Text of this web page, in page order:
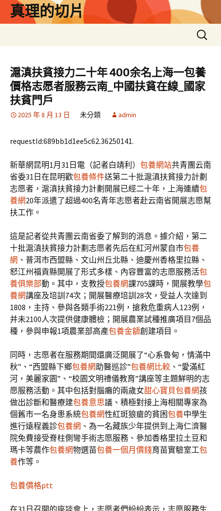
真理的切片
搜
尋
鍵
字:
滬滇扶貧接力二十年 400余名上海一包養
價格志愿者服務云南_中國扶貧在線_國家
扶貧門戶
2025 年 8 月 13 日 未分類 admin
requestId:689bb1d1ee5c62.36250141.
新華網昆明1月31日電（記者白靖利） 包養網站共青團云南
省委31日在昆明歡包養條件送第二十批滬滇扶貧接力計劃
志愿者，滬滇扶貧接力計劃開展已經二十年，上海連續包
養網20年派遣了超過400名青年志愿者赴云南省開展志愿幫
扶工作。
這是記者從共青團云南省委了解到的消息。據介紹，第二
十批滬滇扶貧接力計劃志愿者先后在紅河州蒙自市包養
網 、普洱市西盟縣、文山州丘北縣、迪慶州香格里拉縣、
怒江州福貢縣開展了形式多樣、內容豐富的志愿服務活包
養俱樂部動。其中，支教授包養網課705課時，開展教學包
養網講座及培訓74次；開展醫療培訓28次，受益人次達到
1808，主持、參與各類手術221例，搶救危重病人123例，
并未2100人次提供健康體檢；開展農業試種推廣項目7個品
種，參與申報1項農業部高產包養金額創建項目。
同時，志愿者在服務期間還廣泛開展了“心系魯甸，情滿中
秋”、“西盟縣下鄉包養網助醫巡診”包養網比較 、“愛滿紅
河，美麗家園”、“校園文明禮儀教育”講座等主題鮮明的志
愿服務活動。其中包括對腦癱的兩歲女甜心寶貝包養網孩
做出診斷和醫療建包養意思議、積極對接上海相關專家為
個舊市一名身患系統包養網性紅斑狼瘡的貧困包養中學生
進行遠程義診包養網 、為一名藏族少年提供到上海仁濟醫
院免費接受脊柱側彎手術志愿服務、參加香格里拉土豆和
瑪卡等農作包養網物選苗包養一個月價錢育苗實驗室工包
養作等。
包養價格ptt
在31日召開的座談會上，志愿者們紛紛表示，志愿服務生